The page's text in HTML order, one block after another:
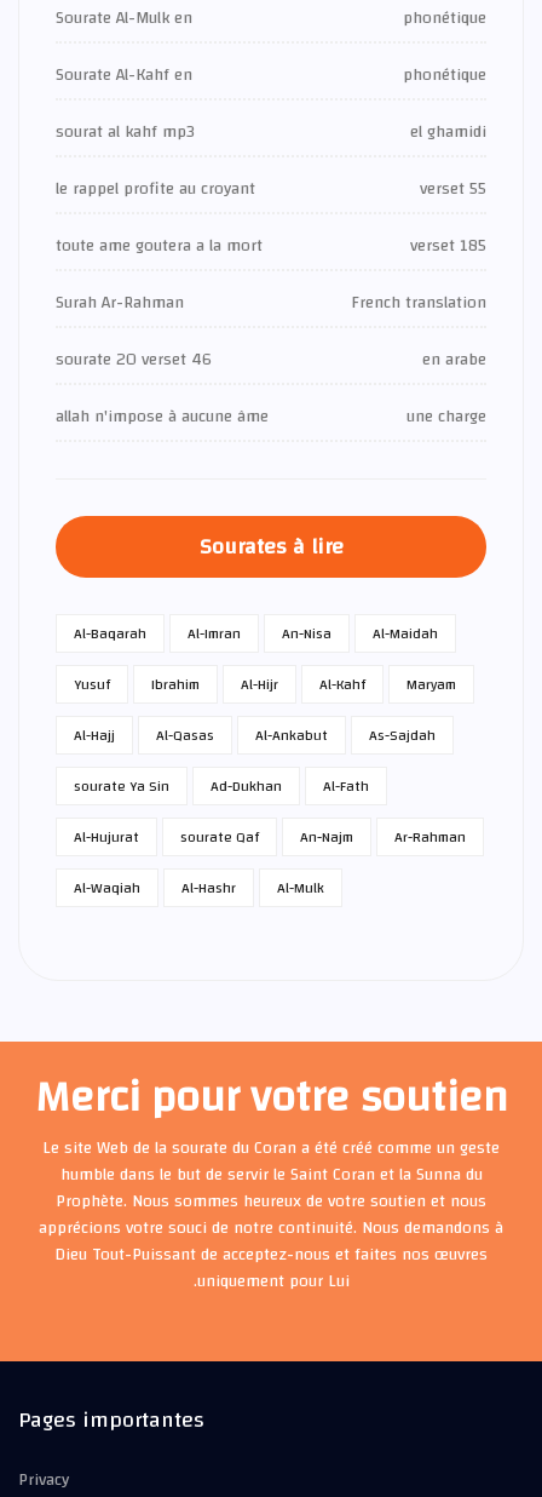
Sourate Al-Mulk en
phonétique
Sourate Al-Kahf en
phonétique
sourat al kahf mp3
el ghamidi
le rappel profite au croyant
verset 55
toute ame goutera a la mort
verset 185
Surah Ar-Rahman
French translation
sourate 20 verset 46
en arabe
allah n'impose à aucune âme
une charge
Sourates à lire
Al-Baqarah Al-Imran An-Nisa
Al-Maidah
Yusuf
Ibrahim Al-Hijr Al-Kahf
Maryam
Al-Hajj
Al-Qasas Al-Ankabut
As-Sajdah
sourate Ya Sin
Ad-Dukhan
Al-Fath
Al-Hujurat
sourate Qaf An-Najm
Ar-Rahman
Al-Waqiah
Al-Hashr Al-Mulk
Merci pour votre soutien
Le site Web de la sourate du Coran a été créé comme un geste
humble dans le but de servir le Saint Coran et la Sunna du
Prophète. Nous sommes heureux de votre soutien et nous
apprécions votre souci de notre continuité. Nous demandons à
Dieu Tout-Puissant de acceptez-nous et faites nos œuvres
uniquement pour Lui.
Pages importantes
Privacy